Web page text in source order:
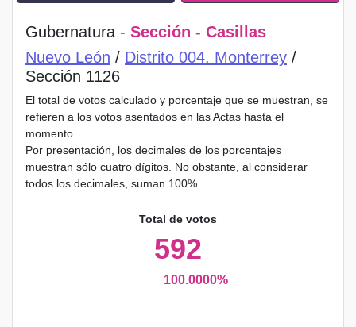
Gubernatura - Sección - Casillas
Nuevo León / Distrito 004. Monterrey /
Sección 1126
El total de votos calculado y porcentaje que se muestran, se
refieren a los votos asentados en las Actas hasta el
momento.
Por presentación, los decimales de los porcentajes
muestran sólo cuatro dígitos. No obstante, al considerar
todos los decimales, suman 100%.
Total de votos
592
100.0000%